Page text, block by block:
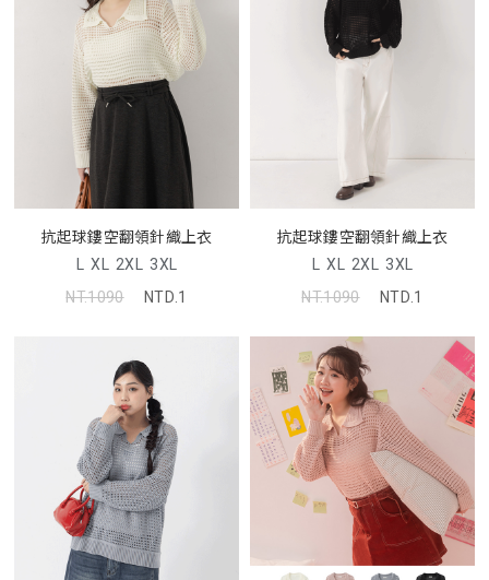
抗起球鏤空翻領針織上衣
L XL 2XL 3XL
NT.1090
NTD.1
抗起球鏤空翻領針織上衣
L XL 2XL 3XL
NT.1090
NTD.1